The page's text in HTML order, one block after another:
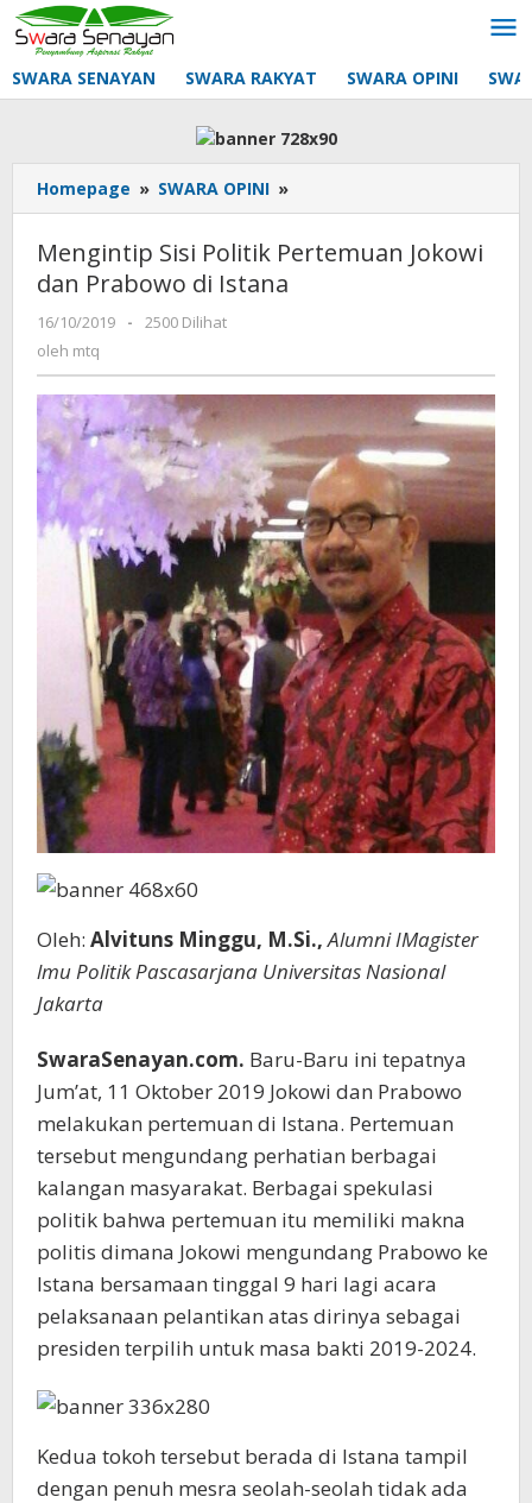
Lewati
ke
konten
SWARA SENAYAN SWARA RAKYAT SWARA OPINI
Homepage » SWARA OPINI »
Sisi
Pertemuan
Mengintip Sisi Politik Pertemuan Jokowi
dan Prabowo di Istana
16/10/2019
oleh
-
2500 Dilihat
oleh mtq
Oleh: Alvituns Minggu, M.Si.,Alumni IMagister
lmu Politik Pascasarjana Universitas Nasional
Jakarta
SwaraSenayan.com. Baru-Baru ini tepatnya
Jum’at, 11 Oktober 2019 Jokowi dan Prabowo
melakukan pertemuan di Istana. Pertemuan
tersebut mengundang perhatian berbagai
kalangan masyarakat. Berbagai spekulasi
politik bahwa pertemuan itu memiliki makna
politis dimana Jokowi mengundang Prabowo ke
Istana bersamaan tinggal 9 hari lagi acara
pelaksanaan pelantikan atas dirinya sebagai
presiden terpilih untuk masa bakti 2019-2024.
Kedua tokoh tersebut berada di Istana tampil
dengan penuh mesra seolah-seolah tidak ada